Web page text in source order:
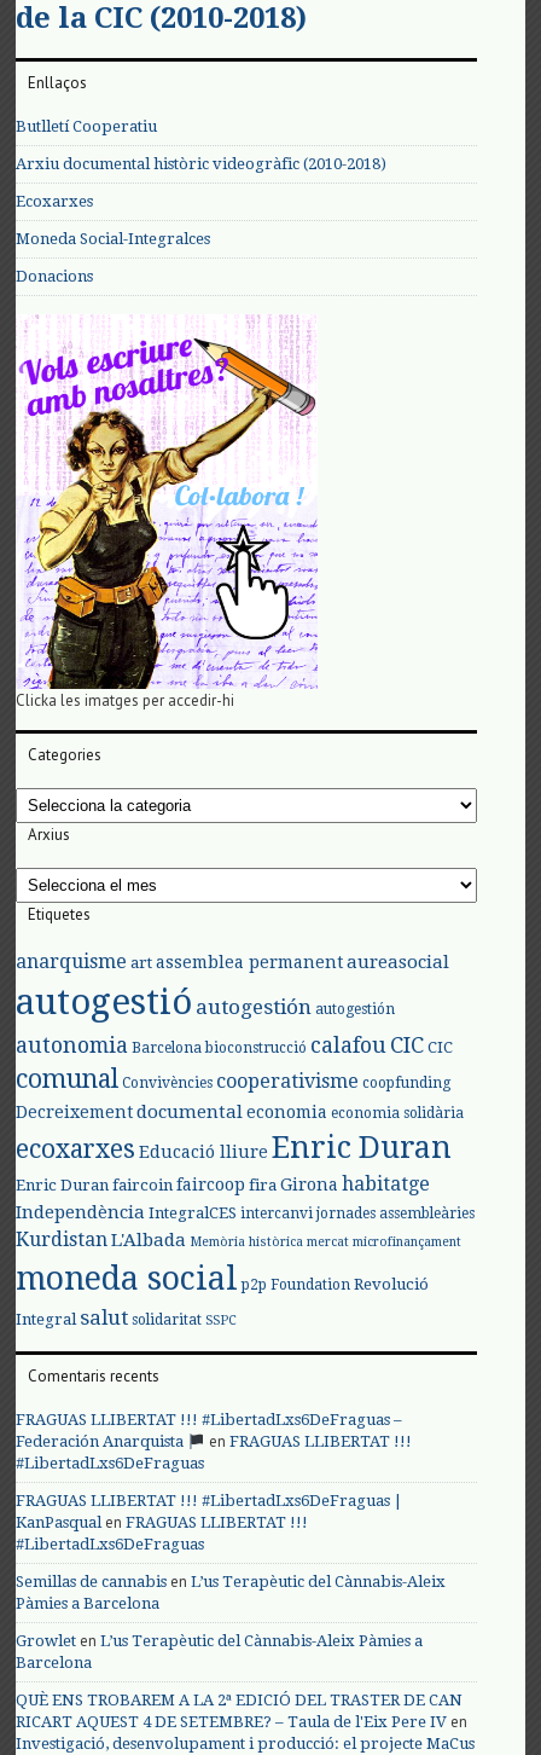
de la CIC (2010-2018)
Enllaços
Butlletí Cooperatiu
Arxiu documental històric videogràfic (2010-2018)
Ecoxarxes
Moneda Social-Integralces
Donacions
Clicka les imatges per accedir-hi
Categories
Categories
Arxius
Arxius
Etiquetes
anarquisme art assemblea permanent aureasocial
autogestió autogestión autogestión
autonomia Barcelona bioconstrucció calafouCIC CIC
comunal Convivències cooperativisme coopfunding
Decreixement documental economia economia solidària
ecoxarxes Educació lliure Enric Duran
Enric Duran faircoin faircoop fira Girona habitatge
Independència IntegralCES intercanvi jornades assembleàries
KurdistanL'Albada Memòria històrica mercat microfinançament
moneda social p2p Foundation Revolució
Integral salut solidaritat SSPC
Comentaris recents
FRAGUAS LLIBERTAT !!! #LibertadLxs6DeFraguas –
Federación Anarquista
enFRAGUAS LLIBERTAT !!!
#LibertadLxs6DeFraguas
FRAGUAS LLIBERTAT !!! #LibertadLxs6DeFraguas |
KanPasqualenFRAGUAS LLIBERTAT !!!
#LibertadLxs6DeFraguas
Semillas de cannabis enL’us Terapèutic del Cànnabis-Aleix
Pàmies a Barcelona
Growlet enL’us Terapèutic del Cànnabis-Aleix Pàmies a
Barcelona
QUÈ ENS TROBAREM A LA 2ª EDICIÓ DEL TRASTER DE CAN
RICART AQUEST 4 DE SETEMBRE? – Taula de l'Eix Pere IV en
Investigació, desenvolupament i producció: el projecte MaCus